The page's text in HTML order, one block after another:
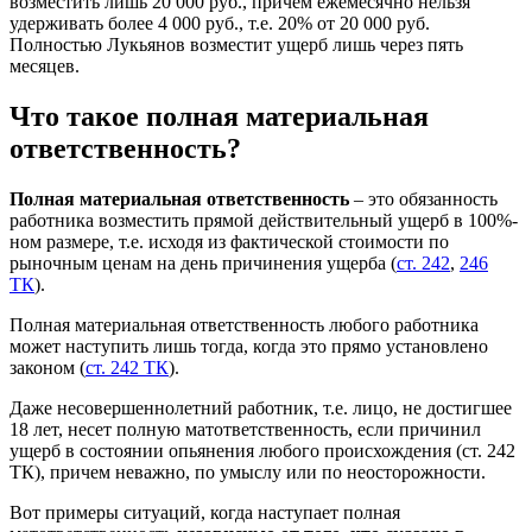
удерживать более 4 000 руб., т.е. 20% от 20 000 руб.
Полностью Лукьянов возместит ущерб лишь через пять
месяцев.
Что такое полная материальная
ответственность?
Полная материальная ответственность – это обязанность
работника возместить прямой действительный ущерб в 100%-
ном размере, т.е. исходя из фактической стоимости по
рыночным ценам на день причинения ущерба (ст. 242, 246
ТК).
Полная материальная ответственность любого работника
может наступить лишь тогда, когда это прямо установлено
законом (ст. 242 ТК).
Даже несовершеннолетний работник, т.е. лицо, не достигшее
18 лет, несет полную матответственность, если причинил
ущерб в состоянии опьянения любого происхождения (ст. 242
ТК), причем неважно, по умыслу или по неосторожности.
Вот примеры ситуаций, когда наступает полная